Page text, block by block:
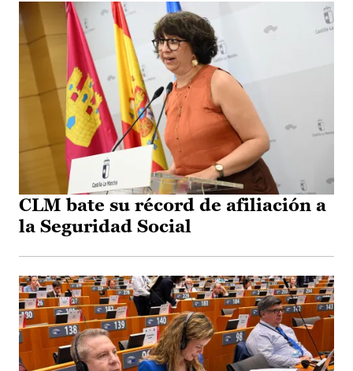
CLM bate su récord de afiliación a
la Seguridad Social